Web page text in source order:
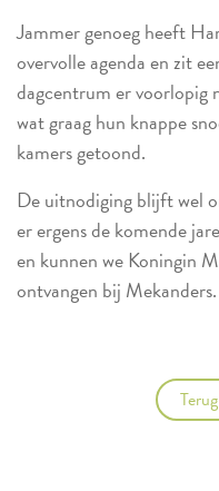
Jammer genoeg heeft
overvolle agenda en zit
dagcentrum er voorlopig
wat graag hun knappe
kamers getoond.
De uitnodiging blijft wel
er ergens de komende
en kunnen we Koningin
ontvangen bij Mekanders.